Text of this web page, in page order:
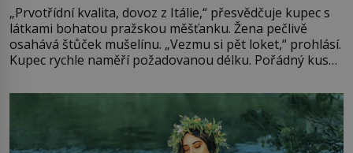
„Prvotřídní kvalita, dovoz z Itálie,“ přesvědčuje kupec s
látkami bohatou pražskou měšťanku. Žena pečlivě
osahává štůček mušelínu. „Vezmu si pět loket,“ prohlásí.
Kupec rychle naměří požadovanou délku. Pořádný kus
milostpaní. Stačí jenom na sukni,“ zhodnotí švadlena
množství růžového mušelínu. „Ošidili vás, podívejte.“
Vezme do ruky dřevěnou